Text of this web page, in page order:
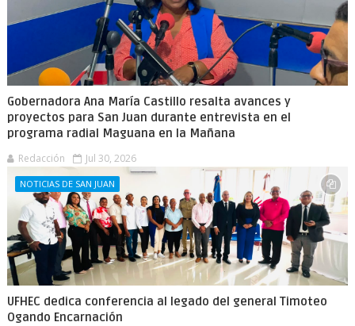
Gobernadora Ana María Castillo resalta avances y
proyectos para San Juan durante entrevista en el
programa radial Maguana en la Mañana
Redacción Jul 30, 2026
NOTICIAS DE SAN JUAN
UFHEC dedica conferencia al legado del general Timoteo
Ogando Encarnación